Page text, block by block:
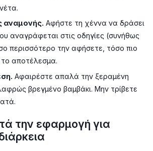
αναμονής. Αφήστε τη χέννα να δράσει
αναγράφεται στις οδηγίες (συνήθως
περισσότερο την αφήσετε, τόσο πιο
το αποτέλεσμα.
Αφαιρέστε απαλά την ξεραμένη
βρεγμένο βαμβάκι. Μην τρίβετε
την εφαρμογή για